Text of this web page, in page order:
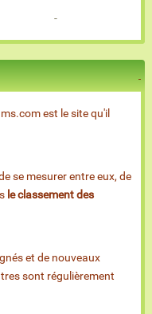
-
est le site qu'il
se mesurer entre eux, de
le classement des
et de nouveaux
sont régulièrement